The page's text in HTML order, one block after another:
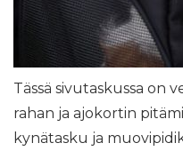
Tässä sivutaskussa
rahan ja ajokortin
kynätasku ja